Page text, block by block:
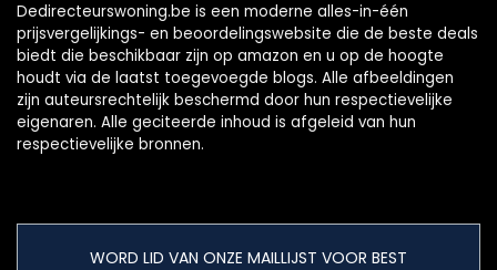
Dedirecteurswoning.be is een moderne alles-in-één
prijsvergelijkings- en beoordelingswebsite die de beste deals
biedt die beschikbaar zijn op amazon en u op de hoogte
houdt via de laatst toegevoegde blogs. Alle afbeeldingen
zijn auteursrechtelijk beschermd door hun respectievelijke
eigenaren. Alle geciteerde inhoud is afgeleid van hun
respectievelijke bronnen.
WORD LID VAN ONZE MAILLIJST VOOR BEST